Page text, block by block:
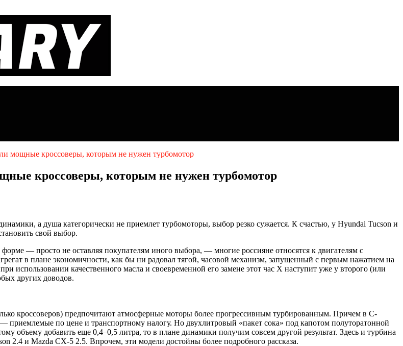
мощные кроссоверы, которым не нужен турбомотор
кроссоверы, которым не нужен турбомотор
а душа категорически не приемлет турбомоторы, выбор резко сужается. К счастью, у Hyundai Tucson и
свой выбор.
— просто не оставляя покупателям иного выбора, — многие россияне относятся к двигателям с
в плане экономичности, как бы ни радовал тягой, часовой механизм, запущенный с первым нажатием на
использовании качественного масла и своевременной его замене этот час Х наступит уже у второго (или
других доводов.
кроссоверов) предпочитают атмосферные моторы более прогрессивным турбированным. Причем в С-
приемлемые по цене и транспортному налогу. Но двухлитровый «пакет сока» под капотом полуторатонной
объему добавить еще 0,4–0,5 литра, то в плане динамики получим совсем другой результат. Здесь и турбина
2.4 и Mazda CX-5 2.5. Впрочем, эти модели достойны более подробного рассказа.